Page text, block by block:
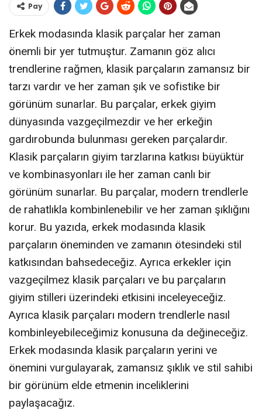
Pay
Erkek modasında klasik parçalar her zaman
önemli bir yer tutmuştur. Zamanın göz alıcı
trendlerine rağmen, klasik parçaların zamansız bir
tarzı vardır ve her zaman şık ve sofistike bir
görünüm sunarlar. Bu parçalar, erkek giyim
dünyasında vazgeçilmezdir ve her erkeğin
gardırobunda bulunması gereken parçalardır.
Klasik parçaların giyim tarzlarına katkısı büyüktür
ve kombinasyonları ile her zaman canlı bir
görünüm sunarlar. Bu parçalar, modern trendlerle
de rahatlıkla kombinlenebilir ve her zaman şıklığını
korur. Bu yazıda, erkek modasında klasik
parçaların öneminden ve zamanın ötesindeki stil
katkısından bahsedeceğiz. Ayrıca erkekler için
vazgeçilmez klasik parçaları ve bu parçaların
giyim stilleri üzerindeki etkisini inceleyeceğiz.
Ayrıca klasik parçaları modern trendlerle nasıl
kombinleyebileceğimiz konusuna da değineceğiz.
Erkek modasında klasik parçaların yerini ve
önemini vurgulayarak, zamansız şıklık ve stil sahibi
bir görünüm elde etmenin inceliklerini
paylaşacağız.